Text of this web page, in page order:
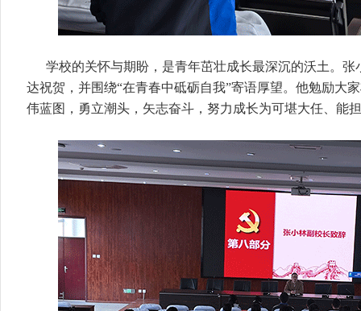
学校的关怀与期盼，是青年茁壮成长最深沉的沃土。
达祝贺，并围绕“在青春中砥砺自我”寄语厚望。他勉励大
伟蓝图，勇立潮头，矢志奋斗，努力成长为可堪大任、能